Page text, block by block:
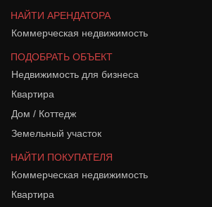
НАЙТИ АРЕНДАТОРА
Коммерческая недвижимость
ПОДОБРАТЬ ОБЪЕКТ
Недвижимость для бизнеса
Квартира
Дом / Коттедж
Земельный участок
НАЙТИ ПОКУПАТЕЛЯ
Коммерческая недвижимость
Квартира